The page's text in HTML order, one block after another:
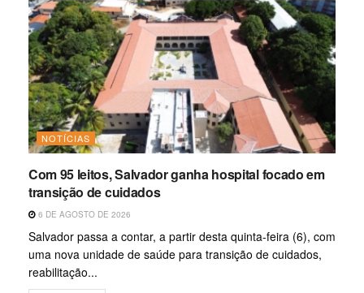
NOTÍCIAS
Com 95 leitos, Salvador ganha hospital focado em
transição de cuidados
6 DE AGOSTO DE 2026
Salvador passa a contar, a partir desta quinta-feira (6), com
uma nova unidade de saúde para transição de cuidados,
reabilitação...